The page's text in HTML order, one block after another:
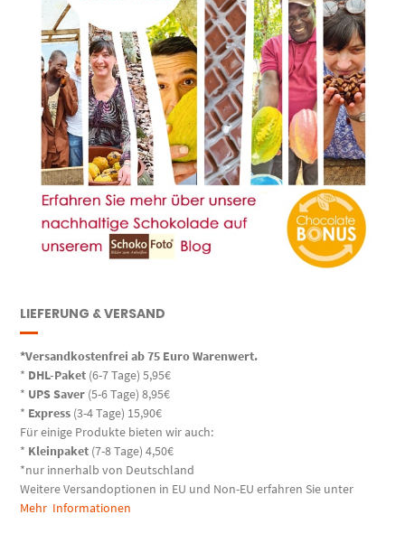
LIEFERUNG & VERSAND
*Versandkostenfrei ab 75 Euro Warenwert.
* DHL-Paket (6-7 Tage) 5,95€
* UPS Saver (5-6 Tage) 8,95€
* Express (3-4 Tage) 15,90€
Für einige Produkte bieten wir auch:
* Kleinpaket (7-8 Tage) 4,50€
*nur innerhalb von Deutschland
Weitere Versandoptionen in EU und Non-EU erfahren Sie unter
Mehr Informationen